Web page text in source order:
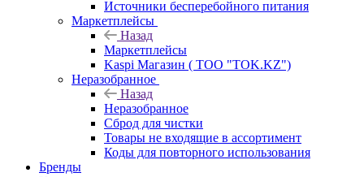
Источники бесперебойного питания
Маркетплейсы
Назад
Маркетплейсы
Kaspi Магазин ( ТОО "TOK.KZ")
Неразобранное
Назад
Неразобранное
Сброд для чистки
Товары не входящие в ассортимент
Коды для повторного использования
Бренды